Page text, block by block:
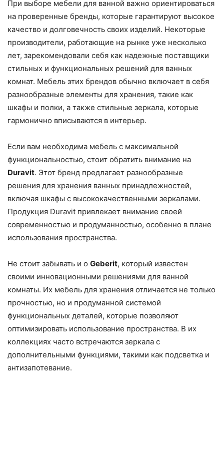
При выборе мебели для ванной важно ориентироваться
на проверенные бренды, которые гарантируют высокое
качество и долговечность своих изделий. Некоторые
производители, работающие на рынке уже несколько
лет, зарекомендовали себя как надежные поставщики
стильных и функциональных решений для ванных
комнат. Мебель этих брендов обычно включает в себя
разнообразные элементы для хранения, такие как
шкафы и полки, а также стильные зеркала, которые
гармонично вписываются в интерьер.
Если вам необходима мебель с максимальной
функциональностью, стоит обратить внимание на
Duravit. Этот бренд предлагает разнообразные
решения для хранения ванных принадлежностей,
включая шкафы с высококачественными зеркалами.
Продукция Duravit привлекает внимание своей
современностью и продуманностью, особенно в плане
использования пространства.
Не стоит забывать и о Geberit, который известен
своими инновационными решениями для ванной
комнаты. Их мебель для хранения отличается не только
прочностью, но и продуманной системой
функциональных деталей, которые позволяют
оптимизировать использование пространства. В их
коллекциях часто встречаются зеркала с
дополнительными функциями, такими как подсветка и
антизапотевание.